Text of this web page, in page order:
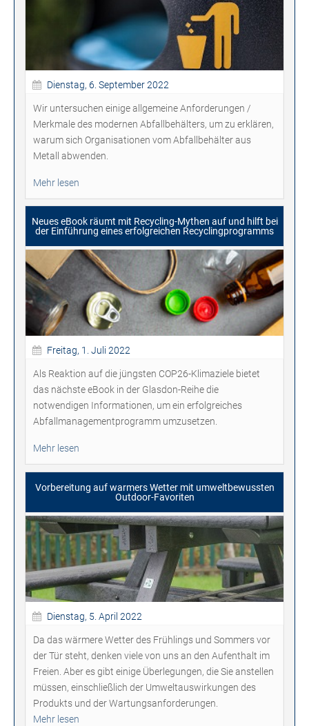
Dienstag, 6. September 2022
Wir untersuchen einige allgemeine Anforderungen /
Merkmale des modernen Abfallbehälters, um zu erklären,
warum sich Organisationen vomAbfallbehälter aus
Metall
abwenden.
Mehr lesen
Neues eBook räumt mit Recycling-Mythen auf und hilft bei
der Einführung eines erfolgreichen Recyclingprogramms
Freitag, 1. Juli 2022
Als Reaktion auf die jüngsten COP26-Klimaziele bietet
das nächste eBook in der Glasdon-Reihe die
notwendigen Informationen, um ein erfolgreiches
Abfallmanagementprogramm umzusetzen.
Mehr lesen
Vorbereitung auf warmers Wetter mit umweltbewussten
Outdoor-Favoriten
Dienstag, 5. April 2022
Da das wärmere Wetter des Frühlings und Sommers vor
der Tür steht, denken viele von uns an den Aufenthalt im
Freien. Aber es gibt einige Überlegungen, die Sie anstellen
müssen, einschließlich der Umweltauswirkungen des
Produkts und der Wartungsanforderungen.
Mehr lesen